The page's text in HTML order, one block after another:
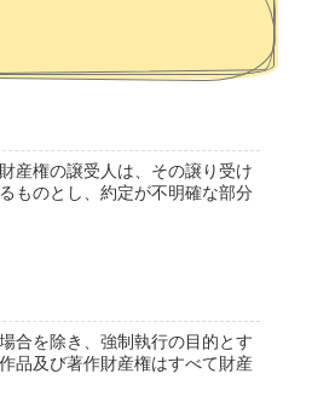
産権の譲受人は、その譲り受け
ものとし、約定が不明確な部分
合を除き、強制執行の目的とす
品及び著作財産権はすべて財産